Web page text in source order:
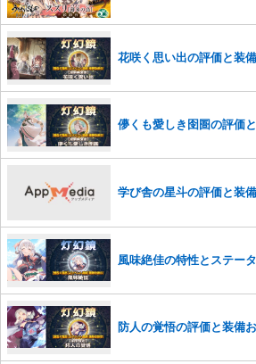
花咲く思い出の評価と装
儚くも愛しき囹圄の評価
学び舎の星斗の評価と装
風味絶佳の特性とステー
防人の覚悟の評価と装備